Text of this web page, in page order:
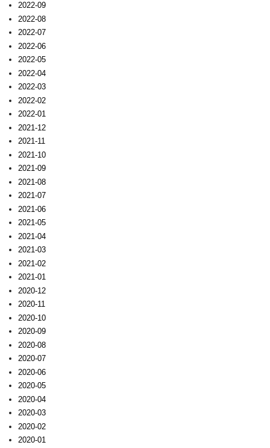
2022-09
2022-08
2022-07
2022-06
2022-05
2022-04
2022-03
2022-02
2022-01
2021-12
2021-11
2021-10
2021-09
2021-08
2021-07
2021-06
2021-05
2021-04
2021-03
2021-02
2021-01
2020-12
2020-11
2020-10
2020-09
2020-08
2020-07
2020-06
2020-05
2020-04
2020-03
2020-02
2020-01